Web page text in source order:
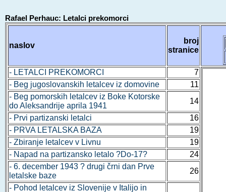
Rafael Perhauc: Letalci prekomorci
naslov
broj
stranice
- LETALCI PREKOMORCI
7
- Beg jugoslovanskih letalcev iz domovine
11
- Beg pomorskih letalcev iz Boke Kotorske
do Aleksandrije aprila 1941
14
- Prvi partizanski letalci
16
- PRVA LETALSKA BAZA
19
- Zbiranje letalcev v Livnu
19
- Napad na partizansko letalo ?Do-17?
24
- 6. december 1943 ? drugi črni dan Prve
letalske baze
26
- Pohod letalcev iz Slovenije v Italijo in